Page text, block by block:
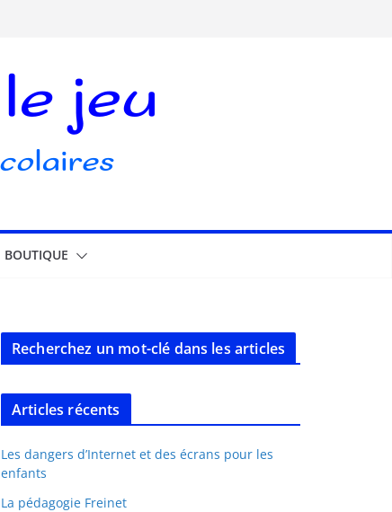
BOUTIQUE
Recherchez un mot-clé dans les articles
Articles récents
Les dangers d’Internet et des écrans pour les
enfants
La pédagogie Freinet